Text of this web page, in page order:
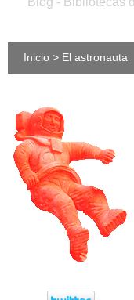
Inicio > El astronauta